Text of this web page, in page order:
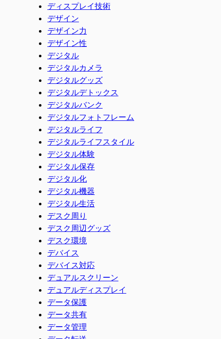
ディスプレイ技術
デザイン
デザイン力
デザイン性
デジタル
デジタルカメラ
デジタルグッズ
デジタルデトックス
デジタルバンク
デジタルフォトフレーム
デジタルライフ
デジタルライフスタイル
デジタル体験
デジタル保存
デジタル化
デジタル機器
デジタル生活
デスク周り
デスク周辺グッズ
デスク環境
デバイス
デバイス対応
デュアルスクリーン
デュアルディスプレイ
データ保護
データ共有
データ管理